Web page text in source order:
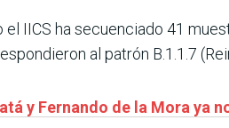
IICS ha secuenciado 41
al patrón B.1.1.7
y Fernando de la Mora ya